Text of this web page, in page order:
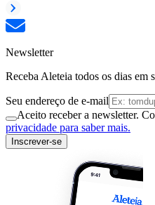
Newsletter
Receba Aleteia todos os dias em
Seu endereço de e-mail
Aceito receber a newsletter.
privacidade para saber mais.
Inscrever-se